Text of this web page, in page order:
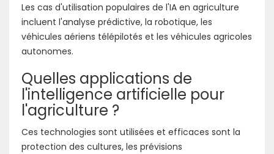
Les cas d'utilisation populaires de l'IA en agriculture
incluent l'analyse prédictive, la robotique, les
véhicules aériens télépilotés et les véhicules agricoles
autonomes.
Quelles applications de
l'intelligence artificielle pour
l'agriculture ?
Ces technologies sont utilisées et efficaces sont la
protection des cultures, les prévisions